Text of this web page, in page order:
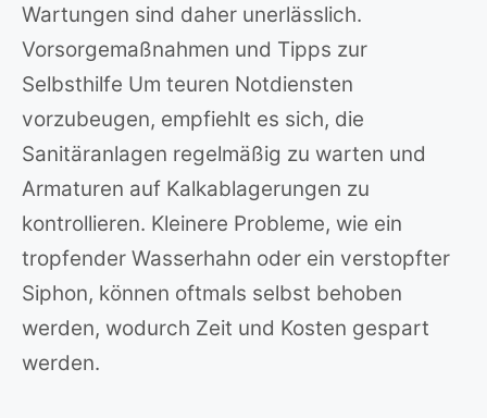
Wartungen sind daher unerlässlich.
Vorsorgemaßnahmen und Tipps zur
Selbsthilfe Um teuren Notdiensten
vorzubeugen, empfiehlt es sich, die
Sanitäranlagen regelmäßig zu warten und
Armaturen auf Kalkablagerungen zu
kontrollieren. Kleinere Probleme, wie ein
tropfender Wasserhahn oder ein verstopfter
Siphon, können oftmals selbst behoben
werden, wodurch Zeit und Kosten gespart
werden.